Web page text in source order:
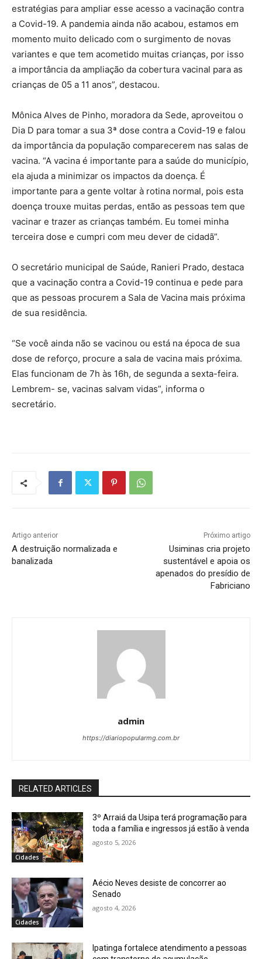
estratégias para ampliar esse acesso a vacinação contra
a Covid-19. A pandemia ainda não acabou, estamos em
momento muito delicado com o surgimento de novas
variantes e que tem acometido muitas crianças, por isso
a importância da ampliação da cobertura vacinal para as
crianças de 05 a 11 anos”, destacou.
Mônica Alves de Pinho, moradora da Sede, aproveitou o
Dia D para tomar a sua 3ª dose contra a Covid-19 e falou
da importância da população comparecerem nas salas de
vacina. “A vacina é importante para a saúde do município,
ela ajuda a minimizar os impactos da doença. É
importante para a gente voltar à rotina normal, pois esta
doença trouxe muitas perdas, então as pessoas tem que
vacinar e trazer as crianças também. Eu tomei minha
terceira dose e cumpri com meu dever de cidadã”.
O secretário municipal de Saúde, Ranieri Prado, destaca
que a vacinação contra a Covid-19 continua e pede para
que as pessoas procurem a Sala de Vacina mais próxima
de sua residência.
“Se você ainda não se vacinou ou está na época de sua
dose de reforço, procure a sala de vacina mais próxima.
Elas funcionam de 7h às 16h, de segunda a sexta-feira.
Lembrem- se, vacinas salvam vidas”, informa o
secretário.
Artigo anterior
A destruição normalizada e
banalizada
Próximo artigo
Usiminas cria projeto
sustentável e apoia os
apenados do presídio de
Fabriciano
admin
https://diariopopularmg.com.br
RELATED ARTICLES
Cidades
3º Arraiá da Usipa terá programação para
toda a família e ingressos já estão à venda
agosto 5, 2026
Cidades
Aécio Neves desiste de concorrer ao
Senado
agosto 4, 2026
Ipatinga fortalece atendimento a pessoas